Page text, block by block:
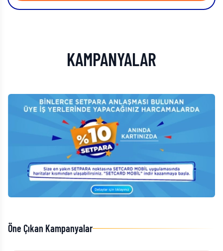
KAMPANYALAR
Öne Çıkan Kampanyalar